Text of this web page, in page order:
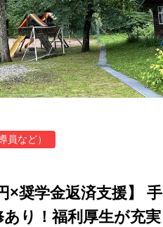
員など）
×奨学金返済支援】 手
り！福利厚生が充実